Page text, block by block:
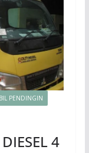
PENDINGIN
4